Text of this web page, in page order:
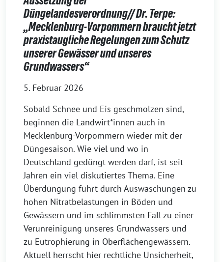
Düngelandesverordnung// Dr. Terpe:
„Mecklenburg-Vorpommern braucht jetzt
praxistaugliche Regelungen zum Schutz
unserer Gewässer und unseres
Grundwassers“
5. Februar 2026
Sobald Schnee und Eis geschmolzen sind,
beginnen die Landwirt*innen auch in
Mecklenburg-Vorpommern wieder mit der
Düngesaison. Wie viel und wo in
Deutschland gedüngt werden darf, ist seit
Jahren ein viel diskutiertes Thema. Eine
Überdüngung führt durch Auswaschungen zu
hohen Nitratbelastungen in Böden und
Gewässern und im schlimmsten Fall zu einer
Verunreinigung unseres Grundwassers und
zu Eutrophierung in Oberflächengewässern.
Aktuell herrscht hier rechtliche Unsicherheit,